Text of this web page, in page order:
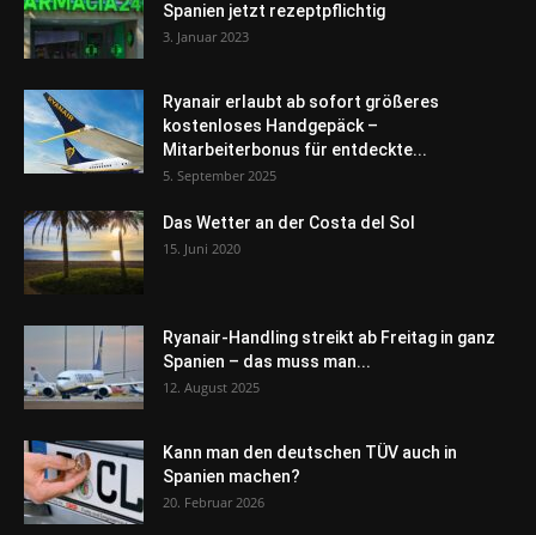
Spanien jetzt rezeptpflichtig
3. Januar 2023
Ryanair erlaubt ab sofort größeres
kostenloses Handgepäck –
Mitarbeiterbonus für entdeckte...
5. September 2025
Das Wetter an der Costa del Sol
15. Juni 2020
Ryanair-Handling streikt ab Freitag in ganz
Spanien – das muss man...
12. August 2025
Kann man den deutschen TÜV auch in
Spanien machen?
20. Februar 2026